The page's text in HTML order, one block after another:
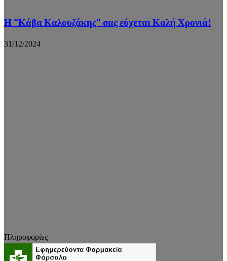
Η “Κάβα Καλουζάκης” σας εύχεται Καλή Χρονιά!
31/12/2024
Πληροφορίες